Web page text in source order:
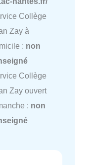
Collège
Zay à
: non
Collège
Zay ouvert
: non